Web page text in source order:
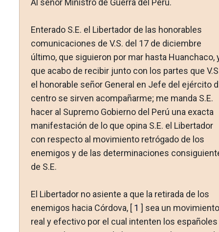
Al señor Ministro de Guerra del Perú.
Enterado S.E. el Libertador de las honorables
comunicaciones de V.S. del 17 de diciembre
último, que siguieron por mar hasta Huanchaco,
que acabo de recibir junto con los partes que
el honorable señor General en Jefe del ejército
centro se sirven acompañarme; me manda S.E.
hacer al Supremo Gobierno del Perú una exacta
manifestación de lo que opina S.E. el Libertador
con respecto al movimiento retrógado de los
enemigos y de las determinaciones
de S.E.
El Libertador no asiente a que la retirada de los
enemigos hacia Córdova, [ 1 ] sea un movimiento
real y efectivo por el cual intenten los españoles